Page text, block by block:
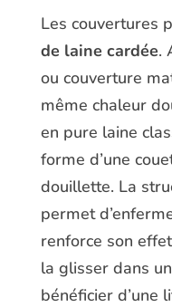
Les couvertures
de laine cardée.
ou couverture
même chaleur
en pure laine
forme d’une
douillette. La
permet
renforce son
la glisser dans
bénéficier d’une